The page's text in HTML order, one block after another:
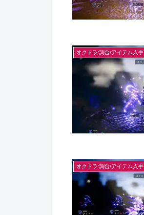
オクトラ:調合/アイテム入手
オクトラ:調合/アイテム入手